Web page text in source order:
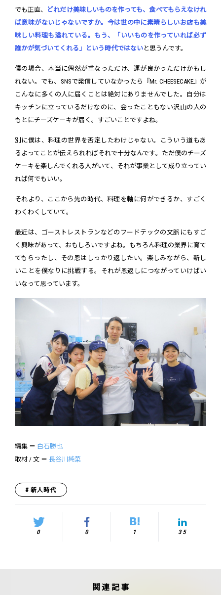
でも正直、
どれだけ美味しいものを作っても、食べてもらえなけれ
ば意味がないじゃないですか。今は世の中に素晴らしいお店も美
味しい料理も溢れている。もう、「いいものを作っていれば必ず
誰かが気づいてくれる」という時代ではない と思うんです。
僕の場合、本当に偶然が重なっただけ、運が良かっただけかもし
れない。でも、SNSで発信していなかったら『Mr. CHEESECAKE』が
こんなに多くの人に届くことは絶対にありませんでした。自分は
キッチンに立っているだけなのに、会ったこともない沢山の人の
もとにチーズケーキが届く。すごいことですよね。
別に僕は、料理の世界を否定したわけじゃない。こういう道もあ
るよってことが伝えられればそれで十分なんです。ただ僕のチーズ
ケーキを楽しんでくれる人がいて、それが事業として成り立ってい
れば何でもいい。
それより、ここから先の時代、料理を軸に何ができるか、すごく
わくわくしていて。
最近は、ゴーストレストランなどのフードテックの文脈にもすご
く興味があって、おもしろいですよね。もちろん料理の業界に育て
てもらったし、その恩はしっかり返したい。楽しみながら、新し
いことを僕なりに挑戦する。それが恩返しにつながっていけばい
いなって思っています。
編集 ＝ 白石勝也
取材 / 文 ＝ 長谷川純菜
新人時代
0 0 1 35
関連記事